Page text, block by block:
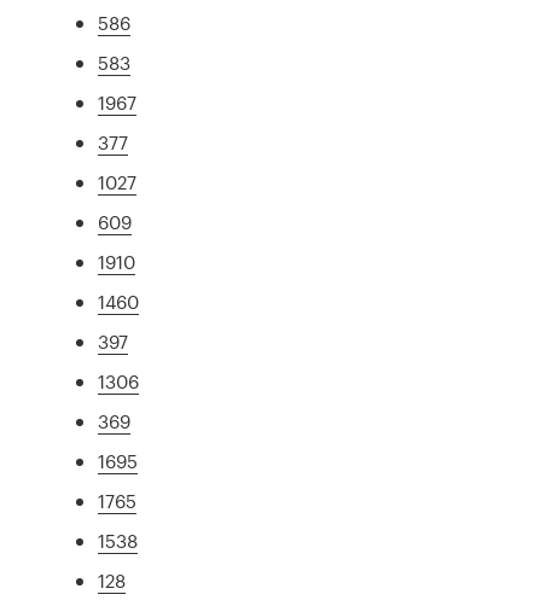
586
583
1967
377
1027
609
1910
1460
397
1306
369
1695
1765
1538
128